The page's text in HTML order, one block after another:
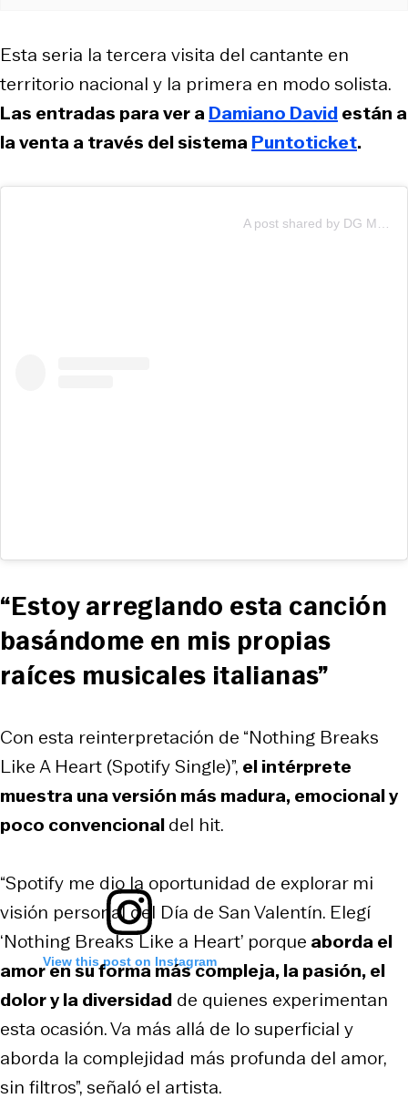
Esta seria la tercera visita del cantante en
territorio nacional y la primera en modo solista.
Las entradas para ver aDamiano Davidestán a
la venta a través del sistemaPuntoticket.
View this post on Instagram
“Estoy arreglando esta canción
basándome en mis propias
raíces musicales italianas”
Con esta reinterpretación de “Nothing Breaks
Like A Heart (Spotify Single)”, el intérprete
muestra una versión más madura, emocional y
poco convencionaldel hit.
“Spotify me dio la oportunidad de explorar mi
visión personal del Día de San Valentín. Elegí
‘Nothing Breaks Like a Heart’ porque aborda el
amor en su forma más compleja, la pasión, el
dolor y la diversidad de quienes experimentan
esta ocasión. Va más allá de lo superficial y
aborda la complejidad más profunda del amor,
sin filtros”, señaló el artista.